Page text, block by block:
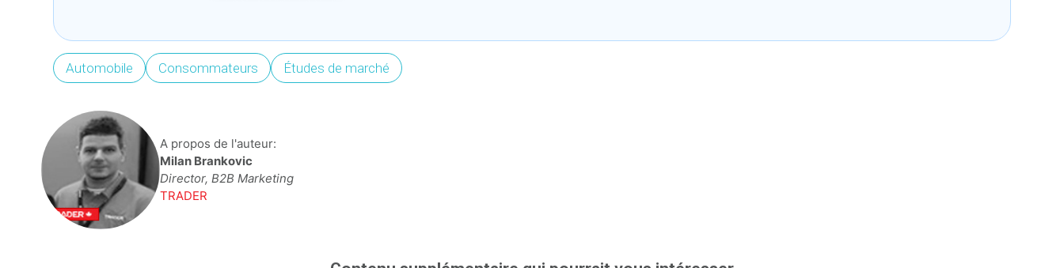
Automobile Consommateurs Études de marché
A propos de l'auteur:
Milan Brankovic
Director, B2B Marketing
TRADER